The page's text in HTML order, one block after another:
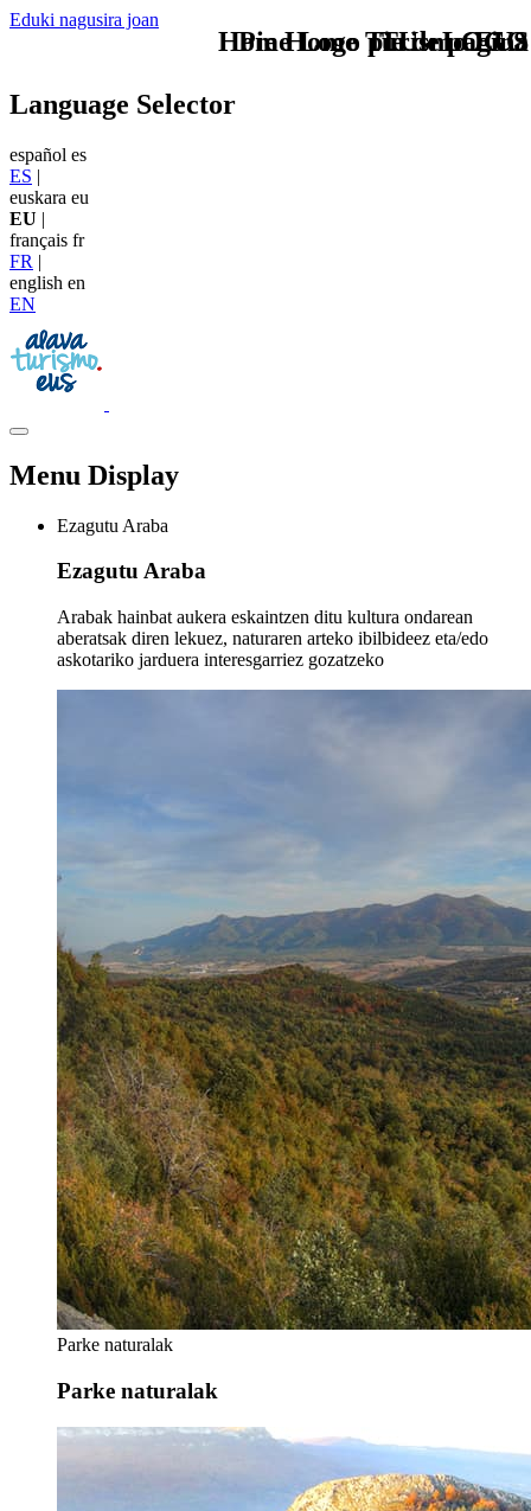
Eduki nagusira joan
TU - LOGO
Language Selector
español es
ES |
euskara eu
EU |
français fr
FR |
english en
EN
Menu Display
Ezagutu Araba
Ezagutu Araba
Arabak hainbat aukera eskaintzen ditu kultura ondarean
aberatsak diren lekuez, naturaren arteko ibilbideez eta/edo
askotariko jarduera interesgarriez gozatzeko
Parke naturalak
Parke naturalak
Home Logo pie de página
Pie Home Turismo EUS